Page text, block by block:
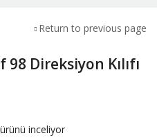
Return to previous page
Direksiyon Kılıfı
inceliyor